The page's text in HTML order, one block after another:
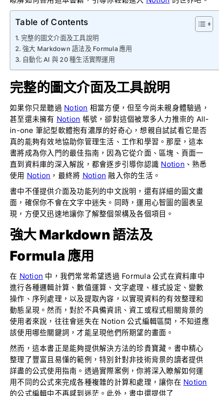
Table of Contents
完整的圖文介面及工具說明
強大 Markdown 語法及 Formula 應用
自動化 AI 與 20 種生活實際運用
完整的圖文介面及工具說明
如果你只是聽過 Notion 相當方便，但至今尚未親身體驗過，
甚至還未擁有 Notion 帳號，卻對這個被眾多人力推崇的 All-
in-one 筆記型軟體抱有濃厚的好奇心，想親自試試看它是否
真的能夠有效地協助你管理生活、工作和學習。那麼，這本
書將成為你入門的最佳指南，因為它從介面、區塊、頁面一
直到資料庫的深入解說，都會逐步引導你認識 Notion 、熟悉
使用 Notion ，最終將 Notion 融入你的生活。
書中不僅提供介面及功能列的中文說明，還有詳細的圖文畫
面，確保你不會在文字中迷失。同時，運用心智圖的圖表呈
現，方便又迅速地讓你了解整個架構及各個項目。
強大 Markdown 語法及
Formula 應用
在 Notion 中，我們常常希望透過 Formula 公式在資料庫中
進行各種邏輯計算、數值運算、文字處理、樣式設定、變數
操作、序列處理，以及提取內容，以實現資料的有效整理和
動態呈現。然而，對於不具備資訊、資工或程式相關背景的
使用者來說，往往會迷失在 Notion 公式編輯區間，不知道應
該使用哪些關鍵詞，才能呈現他們所期望的畫面。
然而，這本書正是能夠提供解決方法的珍貴寶藏。書中精心
整理了豐富且易懂的範例，特別針對非技術背景的讀者提供
詳盡的公式使用指南。透過實際案例，你將深入瞭解如何運
用不同的公式來完成各種複雜的計算和處理，讓你在 Notion
的公式編輯中不再感到迷茫。此外，書中還提供了